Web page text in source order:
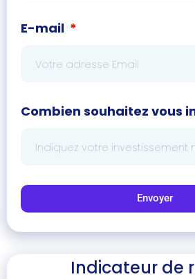
E-mail
Combien souhaitez vous
Envoyer
Indicateur de